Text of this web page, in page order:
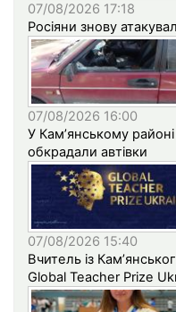
07/08/2026 17:18
Росіяни знову
07/08/2026 16:00
У Кам’янському районі
обкрадали автівки
07/08/2026 15:40
Вчитель із
Global Teacher Prize